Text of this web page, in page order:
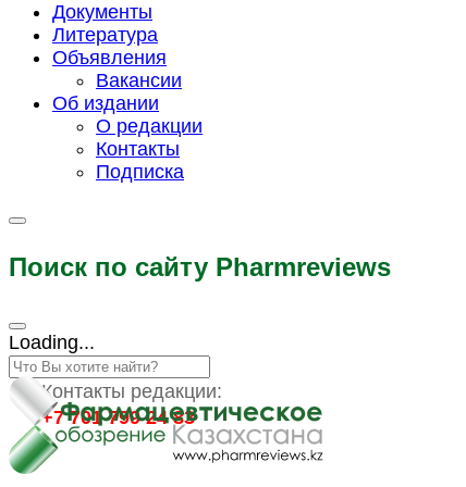
Документы
Литература
Объявления
Вакансии
Об издании
О редакции
Контакты
Подписка
Поиск по сайту Pharmreviews
Loading...
Контакты редакции:
+7 701 799 24 83